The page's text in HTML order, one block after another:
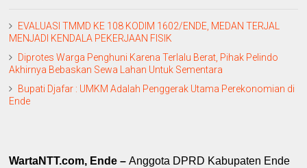
EVALUASI TMMD KE 108 KODIM 1602/ENDE, MEDAN TERJAL
MENJADI KENDALA PEKERJAAN FISIK
Diprotes Warga Penghuni Karena Terlalu Berat, Pihak Pelindo
Akhirnya Bebaskan Sewa Lahan Untuk Sementara
Bupati Djafar : UMKM Adalah Penggerak Utama Perekonomian di
Ende
WartaNTT.com, Ende –Anggota DPRD Kabupaten Ende